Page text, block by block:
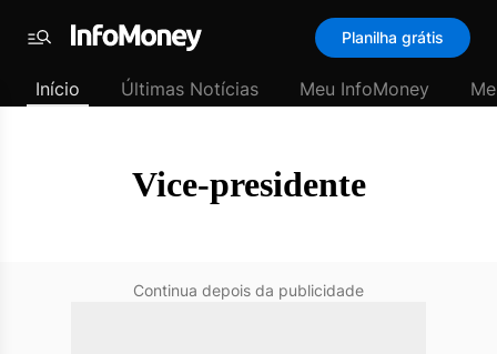
Padrão
Últimas
Menu
Planilha grátis
Início Últimas Notícias Meu InfoMoney
Vice-presidente
Continua depois da publicidade